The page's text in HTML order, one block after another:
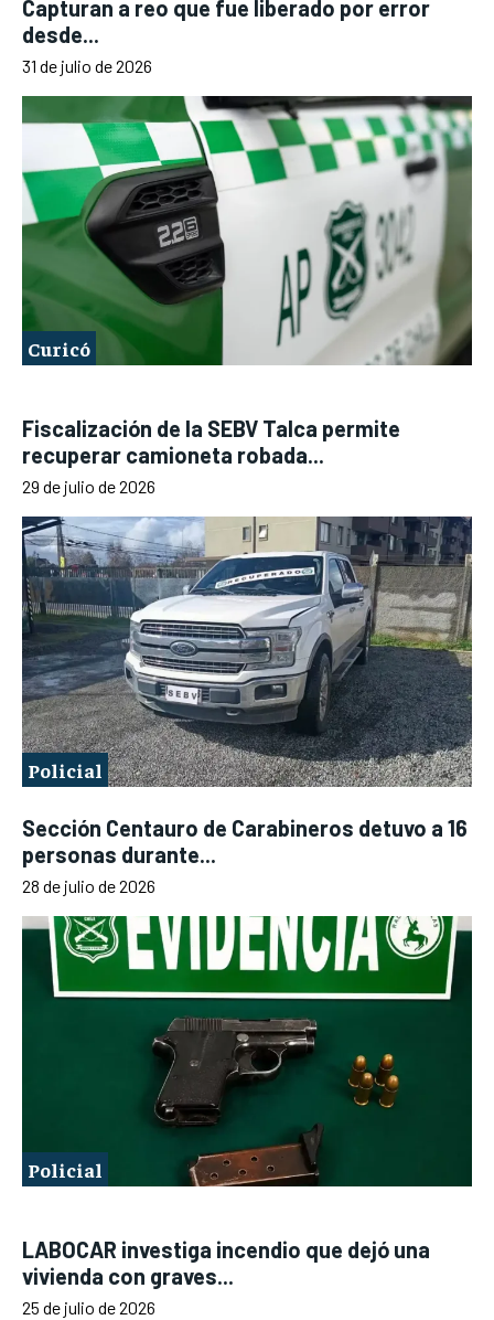
Capturan a reo que fue liberado por error
desde...
31 de julio de 2026
Curicó
Fiscalización de la SEBV Talca permite
recuperar camioneta robada...
29 de julio de 2026
Policial
Sección Centauro de Carabineros detuvo a 16
personas durante...
28 de julio de 2026
Policial
LABOCAR investiga incendio que dejó una
vivienda con graves...
25 de julio de 2026